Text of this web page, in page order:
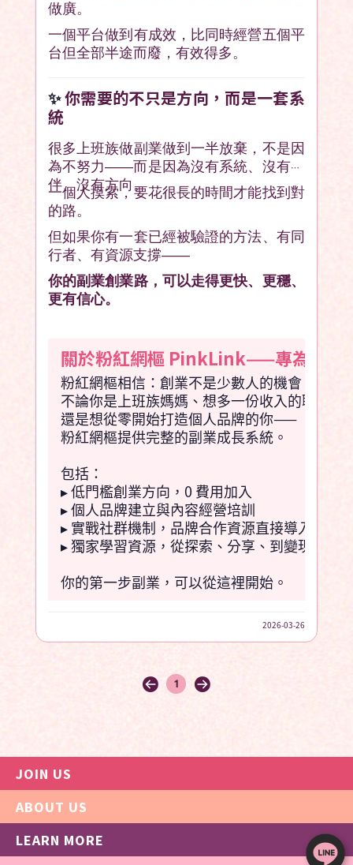
做廣。
一個平台做到有成效，比同時經營五個平
台但全部半途而廢，有效得多。
✨你需要的不只是方向，而是一套系
統
很多上班族做副業做到一半放棄，不是因
為不努力——而是因為沒有系統、沒有陪
伴、沒有方向。
一個人摸索，要花很長的時間才能找到對
的路。
但如果你有一套已經被驗證的方法、有同
行者、有資源支撐——
你的副業創業路，可以走得更快、更穩、
更有信心。
關於粉紅網樞 PinkLink——專為女性
粉紅網樞相信：創業不是少數人的機會。
不論你是上班族媽媽、想多一份收入的職場女
還是想從零開始打造個人品牌的你——
粉紅網樞提供完整的副業成長系統。
包括：
▸ 低門檻創業方向，0 費用加入
▸ 個人品牌建立與內容經營培訓
▸ 實戰社群機制，品牌合作資源直接導入
▸ 獨家學習資源，從探索、分享、到變現全程
你的第一步副業，可以從這裡開始。
2026-03-26
1
JOIN US
首頁
共創計畫
ABOUT US
團隊資源
LEARN MORE